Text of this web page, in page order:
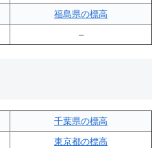
福島県の標高
–
千葉県の標高
東京都の標高